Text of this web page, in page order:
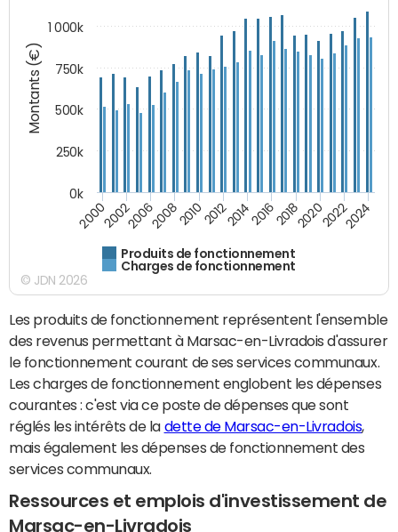
Montants (€)
Produits de fonctionnement
Charges de fonctionnement
200020022006200820102012201420162018202020222024
0k
250k
500k
750k
1 000k
© JDN 2026
Les produits de fonctionnement représentent l'ensemble
des revenus permettant à Marsac-en-Livradois d'assurer
le fonctionnement courant de ses services communaux.
Les charges de fonctionnement englobent les dépenses
courantes : c'est via ce poste de dépenses que sont
réglés les intérêts de la dette de Marsac-en-Livradois,
mais également les dépenses de fonctionnement des
services communaux.
Ressources et emplois d'investissement de
Marsac-en-Livradois